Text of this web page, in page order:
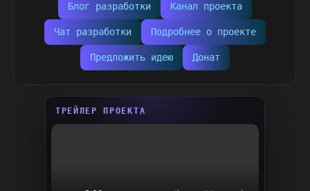
Блог разработки Канал проекта
Чат разработки Подробнее о проекте
Предложить идею Донат
ТРЕЙЛЕР ПРОЕКТА